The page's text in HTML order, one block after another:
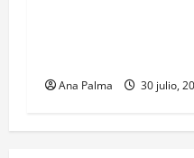
Ana Palma 30 julio,